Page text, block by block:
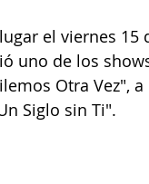
el viernes
uno de los
Otra Vez",
Siglo sin Ti".